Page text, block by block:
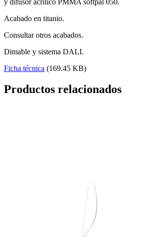
Acabado en titanio.
Consultar otros acabados.
Dimable y sistema DALI.
Ficha técnica (169.45 KB)
Productos relacionados